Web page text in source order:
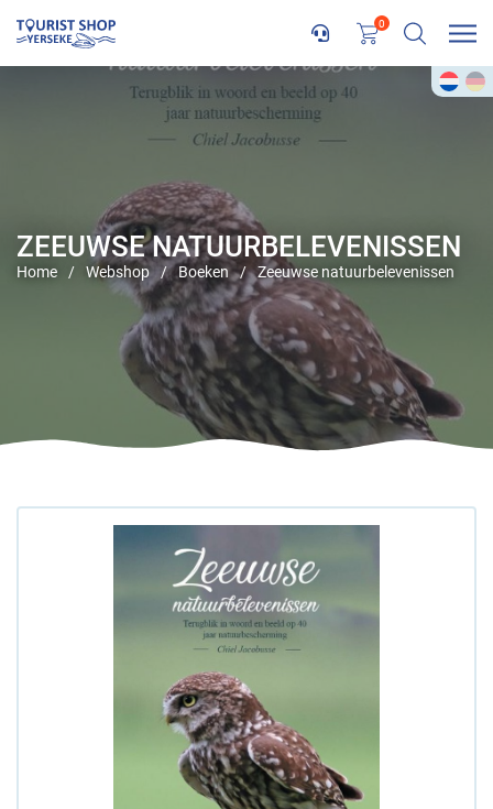
0
ZEEUWSE NATUURBELEVENISSEN
Home / Webshop / Boeken / Zeeuwse natuurbelevenissen